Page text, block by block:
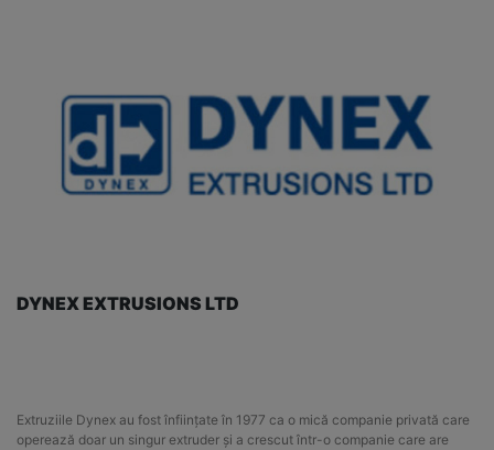
DYNEX EXTRUSIONS LTD
Extruziile Dynex au fost înființate în 1977 ca o mică companie privată care
operează doar un singur extruder și a crescut într-o companie care are